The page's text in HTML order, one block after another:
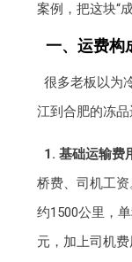
案例，把这块“
一、运费构
很多老板以为
江到合肥的冻
1. 基础运输费
桥费、司机工
约1500公里，
元，加上司机